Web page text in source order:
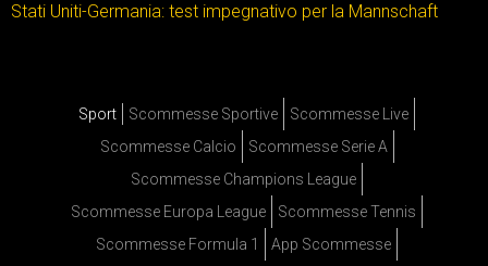
Stati Uniti-Germania: test impegnativo per la Mannschaft
Sport Scommesse Sportive
Scommesse Live
Scommesse Calcio
Scommesse Serie A
Scommesse Champions League
Scommesse Europa League
Scommesse Tennis
Scommesse Formula 1
App Scommesse